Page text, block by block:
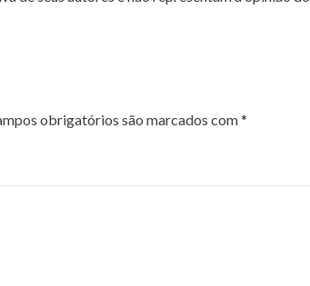
obrigatórios são marcados com*